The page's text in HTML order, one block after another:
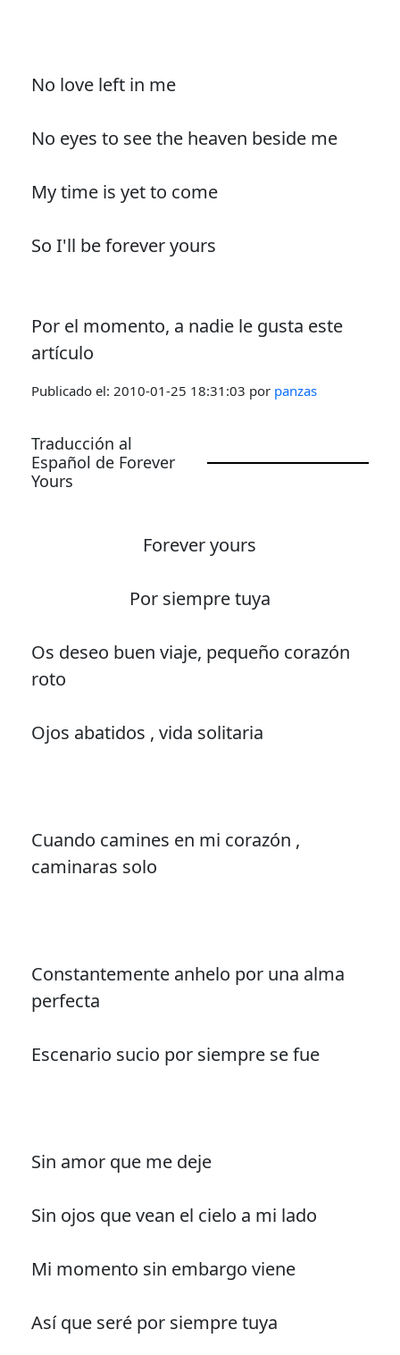
No love left in me
No eyes to see the heaven beside me
My time is yet to come
So I'll be forever yours
Por el momento, a nadie le gusta este
artículo
Publicado el: 2010-01-25 18:31:03 por panzas
Traducción al
Español de Forever
Yours
Forever yours
Por siempre tuya
Os deseo buen viaje, pequeño corazón
roto
Ojos abatidos , vida solitaria
Cuando camines en mi corazón ,
caminaras solo
Constantemente anhelo por una alma
perfecta
Escenario sucio por siempre se fue
Sin amor que me deje
Sin ojos que vean el cielo a mi lado
Mi momento sin embargo viene
Así que seré por siempre tuya